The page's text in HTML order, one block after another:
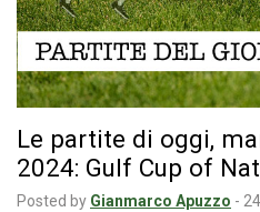
Le partite di oggi,
2024: Gulf Cup of
Posted by Gianmarco Apuzzo -